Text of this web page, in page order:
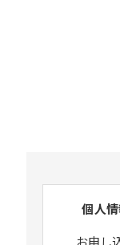
個人
お申し